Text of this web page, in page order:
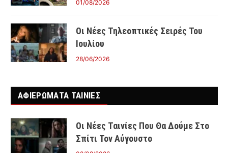
01/08/2026
Οι Νέες Τηλεοπτικές Σειρές Του
Ιουλίου
28/06/2026
ΑΦΙΕΡΩΜΑΤΑ ΤΑΙΝΊΕΣ
Οι Νέες Ταινίες Που Θα Δούμε Στο
Σπίτι Τον Αύγουστο